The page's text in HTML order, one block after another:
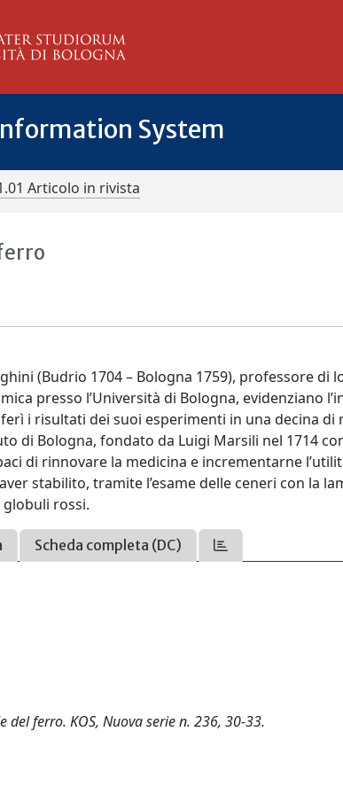
System
Articolo in rivista
(Budrio 1704 – Bologna 1759), professore di
presso l’Università di Bologna, evidenziano
i risultati dei suoi esperimenti in una decina
di Bologna, fondato da Luigi Marsili nel 1714
di rinnovare la medicina e incrementarne
stabilito, tramite l’esame delle ceneri con la
globuli rossi.
Scheda completa (DC)
del ferro. KOS, Nuova serie n. 236, 30-33.